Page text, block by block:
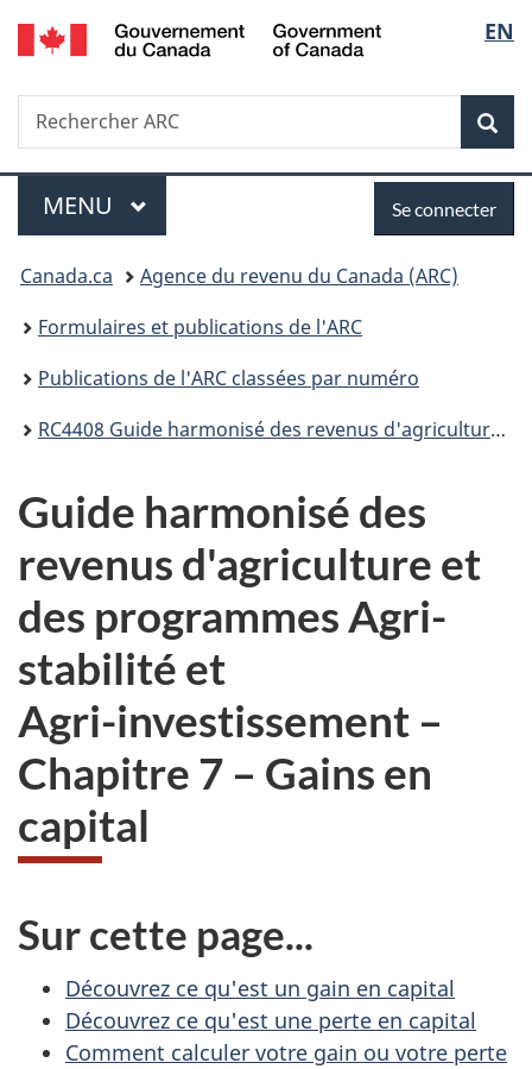
Passer
au
Passer
à
du
Passer
à
simplifiée
de
la
EN
Recherche
Rechercher
ARC
Menu
MENU PRINCIPAL
connecter
Se connecter
Vous
êtes
ici :
Canada.ca
Agence du revenu du Canada (ARC)
Formulaires et publications de l'ARC
Publications de l'ARC classées par numéro
RC4408 Guide harmonisé des revenus d'agriculture et des programmes Agri-stabilité et Agri-investissement
Guide harmonisé des
revenus d'agriculture et
des programmes Agri-
stabilité et
Agri-investissement –
Chapitre 7 – Gains en
capital
Sur cette page...
Découvrez ce qu'est un gain en capital
Découvrez ce qu'est une perte en capital
Comment calculer votre gain ou votre perte